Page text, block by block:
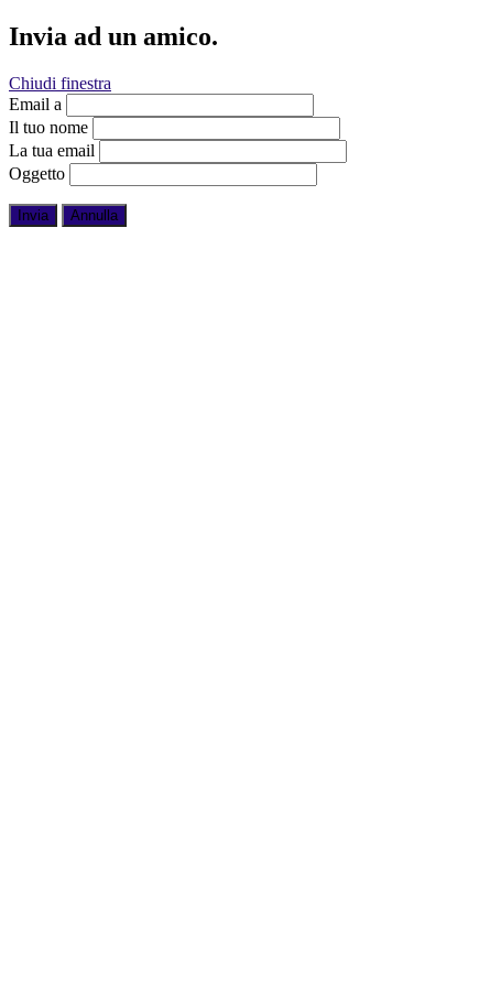
Invia ad un amico.
Chiudi finestra
Email a
Il tuo nome
La tua email
Oggetto
Invia Annulla